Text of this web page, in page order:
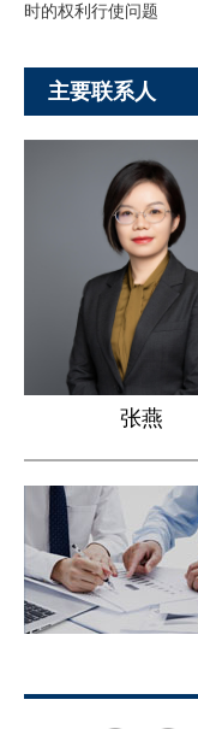
时的权利行使问题
主要联系人
张燕